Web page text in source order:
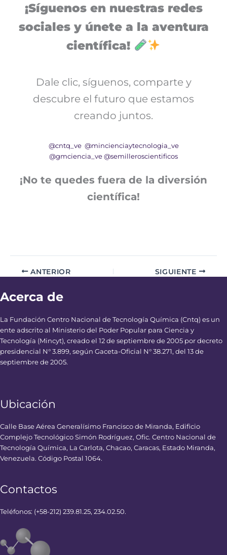
¡Síguenos en nuestras redes
sociales y únete a la aventura
científica!
Dale clic, síguenos, comparte y
descubre el futuro que estamos
creando juntos.
@cntq_ve @mincienciaytecnologia_ve
@gmciencia_ve @semilleroscientificos
¡No te quedes fuera de la diversión
científica!
ANTERIOR SIGUIENTE
Acerca de
La Fundación Centro Nacional de Tecnología Química (Cntq) es un
ente adscrito al Ministerio del Poder Popular para Ciencia y
Tecnología (Mincyt), creado el 12 de septiembre de 2005 por decreto
presidencial N° 3.899, según Gaceta-Oficial N° 38.271, del 13 de
septiembre de 2005.
Ubicación
Calle Base Aérea Generalísimo Francisco de Miranda, Edificio
Complejo Tecnológico Simón Rodríguez, Ofic. Centro Nacional de
Tecnología Química, La Carlota, Chacao, Caracas, Estado Miranda,
Venezuela. Código Postal 1064.
Contactos
Teléfonos: (+58-212) 239.81.25, 234.02.50.